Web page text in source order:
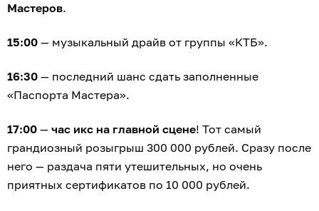
Мастеров.
15:00 — музыкальный драйв от группы «КТБ».
16:30 — последний шанс сдать заполненные
«Паспорта Мастера».
17:00 — час икс на главной сцене! Тот самый
грандиозный розыгрыш 300 000 рублей. Сразу после
него — раздача пяти утешительных, но очень
приятных сертификатов по 10 000 рублей.